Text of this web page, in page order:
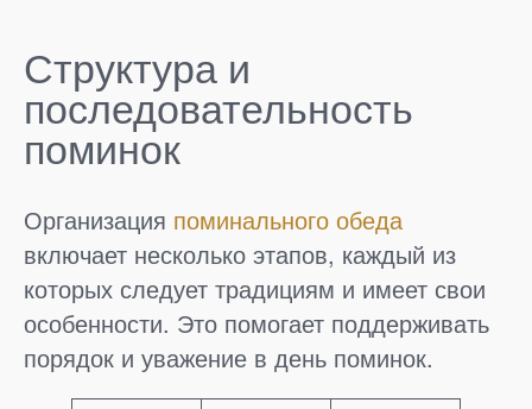
Структура и
последовательность
поминок
Организация поминального обеда
включает несколько этапов, каждый из
которых следует традициям и имеет свои
особенности. Это помогает поддерживать
порядок и уважение в день поминок.